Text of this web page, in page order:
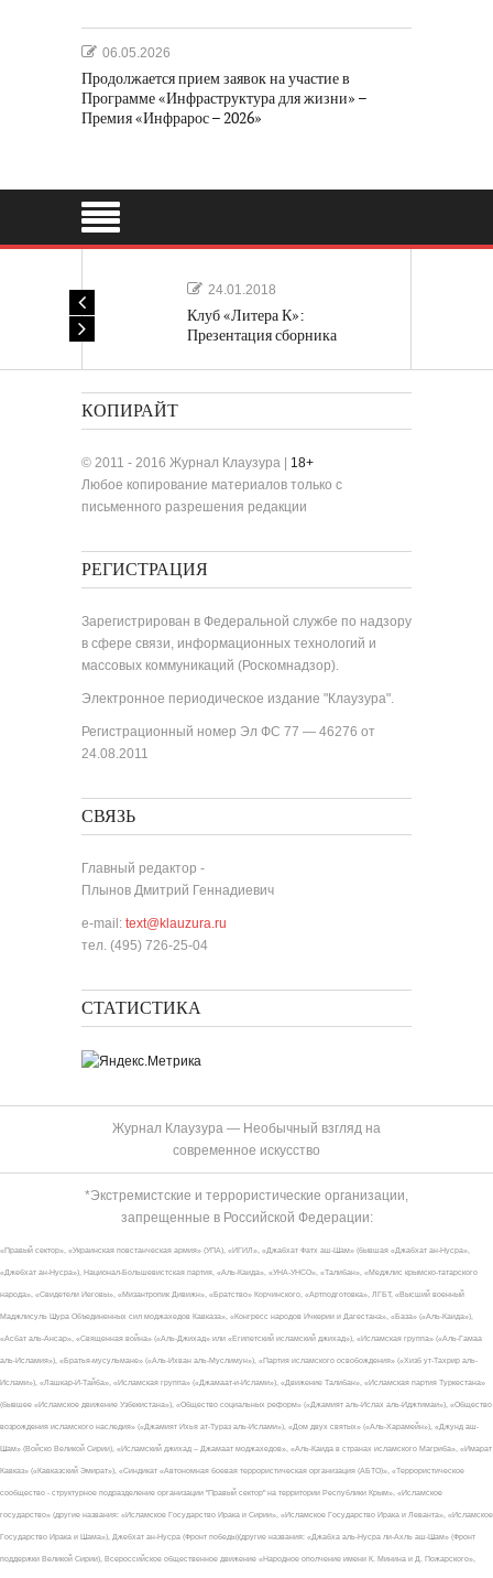
06.05.2026
Продолжается прием заявок на участие в
Программе «Инфраструктура для жизни» –
Премия «Инфрарос – 2026»
24.01.2018
Клуб «Литера К»:
Презентация сборника
КОПИРАЙТ
© 2011 - 2016 Журнал Клаузура | 18+
Любое копирование материалов только с
письменного разрешения редакции
РЕГИСТРАЦИЯ
Зарегистрирован в Федеральной службе по надзору
в сфере связи, информационных технологий и
массовых коммуникаций (Роскомнадзор).
Электронное периодическое издание "Клаузура".
Регистрационный номер Эл ФС 77 — 46276 от
24.08.2011
СВЯЗЬ
Главный редактор -
Плынов Дмитрий Геннадиевич
e-mail: text@klauzura.ru
тел. (495) 726-25-04
СТАТИСТИКА
Журнал Клаузура — Необычный взгляд на
современное искусство
*Экстремистские и террористические организации,
запрещенные в Российской Федерации:
«Правый сектор», «Украинская повстанческая армия» (УПА), «ИГИЛ», «Джабхат Фатх аш-Шам» (бывшая «Джабхат ан-Нусра»,
«Джебхат ан-Нусра»), Национал-Большевистская партия, «Аль-Каида», «УНА-УНСО», «Талибан», «Меджлис крымско-татарского
народа», «Свидетели Иеговы», «Мизантропик Дивижн», «Братство» Корчинского, «Артподготовка», ЛГБТ, «Высший военный
Маджлисуль Шура Объединенных сил моджахедов Кавказа», «Конгресс народов Ичкерии и Дагестана», «База» («Аль-Каида»),
«Асбат аль-Ансар», «Священная война» («Аль-Джихад» или «Египетский исламский джихад»), «Исламская группа» («Аль-Гамаа
аль-Исламия»), «Братья-мусульмане» («Аль-Ихван аль-Муслимун»), «Партия исламского освобождения» («Хизб ут-Тахрир аль-
Ислами»), «Лашкар-И-Тайба», «Исламская группа» («Джамаат-и-Ислами»), «Движение Талибан», «Исламская партия Туркестана»
(бывшее «Исламское движение Узбекистана»), «Общество социальных реформ» («Джамият аль-Ислах аль-Иджтимаи»), «Общество
возрождения исламского наследия» («Джамият Ихья ат-Тураз аль-Ислами»), «Дом двух святых» («Аль-Харамейн»), «Джунд аш-
Шам» (Войско Великой Сирии), «Исламский джихад – Джамаат моджахедов», «Аль-Каида в странах исламского Магриба», «Имарат
Кавказ» («Кавказский Эмират»), «Синдикат «Автономная боевая террористическая организация (АБТО)», «Террористическое
сообщество - структурное подразделение организации "Правый сектор" на территории Республики Крым», «Исламское
государство» (другие названия: «Исламское Государство Ирака и Сирии», «Исламское Государство Ирака и Леванта», «Исламское
Государство Ирака и Шама»), Джебхат ан-Нусра (Фронт победы)(другие названия: «Джабха аль-Нусра ли-Ахль аш-Шам» (Фронт
поддержки Великой Сирии), Всероссийское общественное движение «Народное ополчение имени К. Минина и Д. Пожарского»,